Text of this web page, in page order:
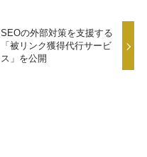
SEOの外部対策を支援する
「被リンク獲得代行サービ
ス」を公開